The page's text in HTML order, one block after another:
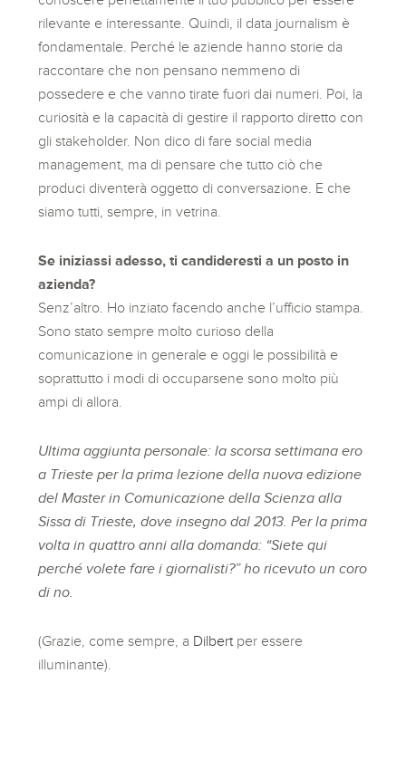
rilevante e interessante. Quindi, il data journalism è
fondamentale. Perché le aziende hanno storie da
raccontare che non pensano nemmeno di
possedere e che vanno tirate fuori dai numeri. Poi, la
curiosità e la capacità di gestire il rapporto diretto con
gli stakeholder. Non dico di fare social media
management, ma di pensare che tutto ciò che
produci diventerà oggetto di conversazione. E che
siamo tutti, sempre, in vetrina.
Se iniziassi adesso, ti candideresti a un posto in
azienda?
Senz’altro. Ho inziato facendo anche l’ufficio stampa.
Sono stato sempre molto curioso della
comunicazione in generale e oggi le possibilità e
soprattutto i modi di occuparsene sono molto più
ampi di allora.
Ultima aggiunta personale: la scorsa settimana ero
a Trieste per la prima lezione della nuova edizione
del Master in Comunicazione della Scienza alla
Sissa di Trieste, dove insegno dal 2013. Per la prima
volta in quattro anni alla domanda: “Siete qui
perché volete fare i giornalisti?” ho ricevuto un coro
di no.
(Grazie, come sempre, a Dilbert per essere
illuminante).